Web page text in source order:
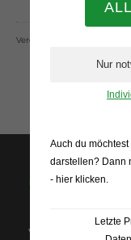
Veröffentlich am 14.02.2024
VfL Sassenberg
Auch du
darstellen? Dann
- hier klicken
Letzte